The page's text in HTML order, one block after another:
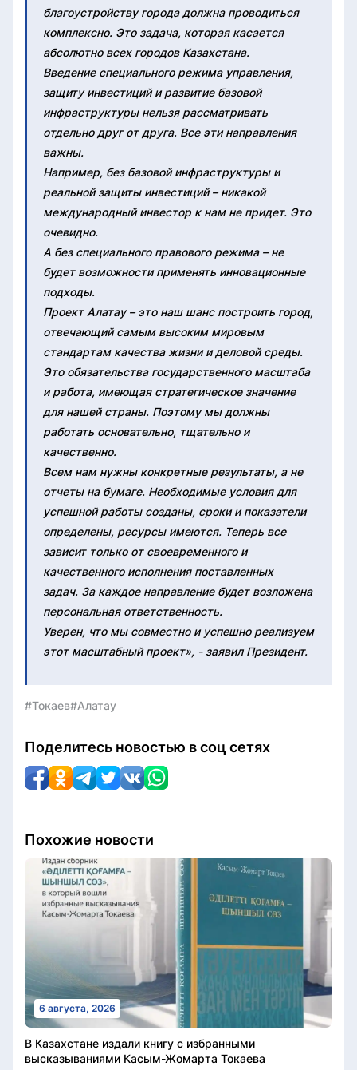
благоустройству города должна проводиться
комплексно. Это задача, которая касается
абсолютно всех городов Казахстана.
Введение специального режима управления,
защиту инвестиций и развитие базовой
инфраструктуры нельзя рассматривать
отдельно друг от друга. Все эти направления
важны.
Например, без базовой инфраструктуры и
реальной защиты инвестиций – никакой
международный инвестор к нам не придет. Это
очевидно.
А без специального правового режима – не
будет возможности применять инновационные
подходы.
Проект Алатау – это наш шанс построить город,
отвечающий самым высоким мировым
стандартам качества жизни и деловой среды.
Это обязательства государственного масштаба
и работа, имеющая стратегическое значение
для нашей страны. Поэтому мы должны
работать основательно, тщательно и
качественно.
Всем нам нужны конкретные результаты, а не
отчеты на бумаге. Необходимые условия для
успешной работы созданы, сроки и показатели
определены, ресурсы имеются. Теперь все
зависит только от своевременного и
качественного исполнения поставленных
задач. За каждое направление будет возложена
персональная ответственность.
Уверен, что мы совместно и успешно реализуем
этот масштабный проект», - заявил Президент.
#Токаев#Алатау
Поделитесь новостью в соц сетях
Похожие новости
6 августа, 2026
В Казахстане издали книгу с избранными
высказываниями Касым-Жомарта Токаева